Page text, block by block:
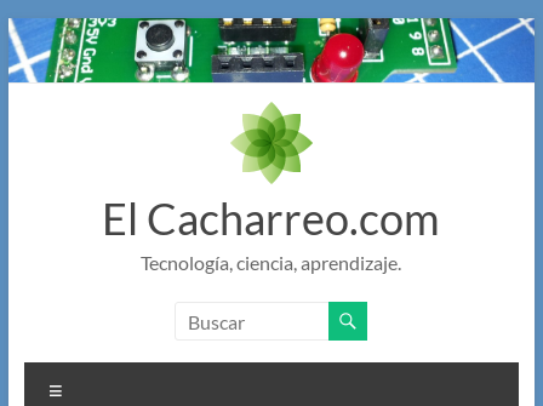
Saltar
al
contenido
El Cacharreo.com
Tecnología, ciencia, aprendizaje.